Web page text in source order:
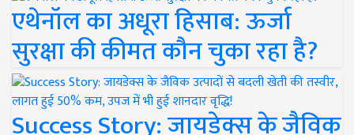
एथेनॉल का अधूरा हिसाब: ऊर्जा
सुरक्षा की कीमत कौन चुका रहा है?
Success Story: जायडेक्स के जैविक